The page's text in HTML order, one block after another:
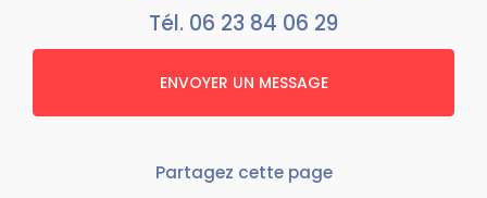
Tél. 06 23 84 06 29
ENVOYER UN MESSAGE
Partagez cette page